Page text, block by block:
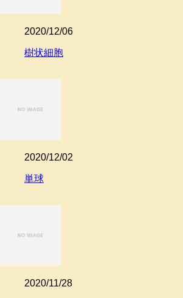
2020/12/06
樹状細胞
2020/12/02
単球
2020/11/28